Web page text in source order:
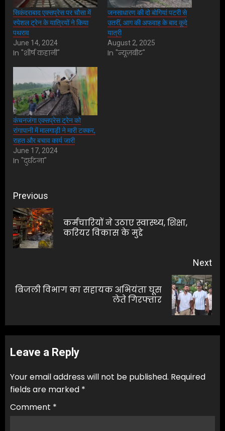
सिकंदराबाद एक्सप्रेस पर चौसा में
स्पेशल ट्रेन के यात्रियों ने किया
पथराव
June 14, 2024
In "शीर्ष कहानी"
जनसाधारण की दो बोगियां पटरी से
उतरीं, आग की अफवाह के बाद कूदे
यात्री
August 2, 2025
In "न्यूज़बीट"
कंचनजंगा एक्सप्रेस ट्रेन को
रांगापानी में मालगाड़ी ने मारी टक्कर,
राहत और बचाव कार्य जारी
June 17, 2024
In "दुर्घटना"
Post
navigation
Previous
कर्मचारियों ने उठाए स्वास्थ्य, शिक्षा,
करियर विकास के मुद्दे
Next
Next
बिजली विभाग का सहायक अभियंता घूस
लेते गिरफ्तार
Leave a Reply
Your email address will not be published. Required
fields are marked *
Comment *